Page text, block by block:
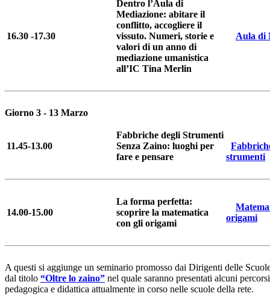
16.30 -17.30
Dentro l’Aula di
Mediazione: abitare il
conflitto, accogliere il
vissuto. Numeri, storie e
valori di un anno di
mediazione umanistica
all’IC Tina Merlin
Aula di
Giorno 3 - 13 Marzo
11.45-13.00
Fabbriche degli Strumenti
Senza Zaino: luoghi per
fare e pensare
strumenti
14.00-15.00
La forma perfetta:
scoprire la matematica
con gli origami
origami
A questi si aggiunge un seminario promosso dai Dirigenti delle
dal titolo “Oltre lo zaino” nel quale saranno presentati alcuni
pedagogica e didattica attualmente in corso nelle scuole della rete.